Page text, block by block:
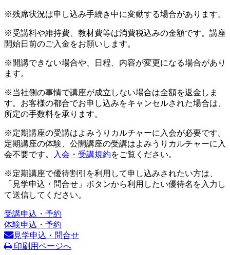
※残席状況は申し込み手続き中に変動する場合があります。
※受講料や維持費、教材費等は消費税込みの金額です。講座
開始日前のご入金をお願いします。
※開講できない場合や、日程、内容が変更になる場合があり
ます。
※当社側の事情で講座が成立しない場合は全額を返金しま
す。お客様の都合でお申し込みをキャンセルされた場合は、
所定の手数料を承ります。
※定期講座の受講はよみうりカルチャーに入会が必要です。
定期講座の体験、公開講座の受講はよみうりカルチャーに入
会不要です。
入会・受講規約をご覧ください。
※定期講座で優待割引を利用して申し込みされたい方は、
「見学申込・問合せ」ボタンから利用したい優待名を入力し
て送信してください。
受講申込・予約
体験申込・予約
見学申込・問合せ
印刷用ページへ